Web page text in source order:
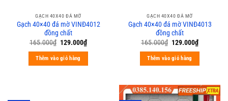
GẠCH 40X40 ĐÁ MỜ
Gạch 40×40 đá mờ VINĐ4012
đồng chất
165.000₫ 129.000₫
Thêm vào giỏ hàng
GẠCH 40X40 ĐÁ MỜ
Gạch 40×40 đá mờ VINĐ4013
đồng chất
165.000₫ 129.000₫
Thêm vào giỏ hàng